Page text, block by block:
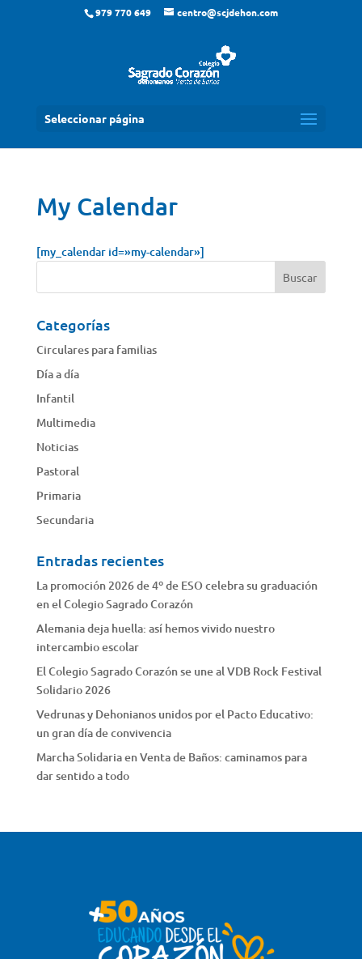
979 770 649 centro@scjdehon.com
Seleccionar página
My Calendar
[my_calendar id=»my-calendar»]
Categorías
Circulares para familias
Día a día
Infantil
Multimedia
Noticias
Pastoral
Primaria
Secundaria
Entradas recientes
La promoción 2026 de 4º de ESO celebra su graduación
en el Colegio Sagrado Corazón
Alemania deja huella: así hemos vivido nuestro
intercambio escolar
El Colegio Sagrado Corazón se une al VDB Rock Festival
Solidario 2026
Vedrunas y Dehonianos unidos por el Pacto Educativo:
un gran día de convivencia
Marcha Solidaria en Venta de Baños: caminamos para
dar sentido a todo